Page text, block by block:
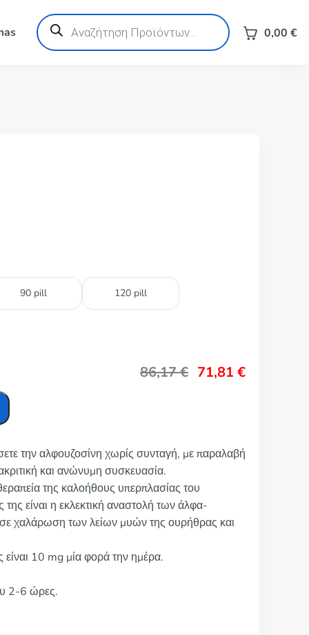
Products
search 0,00 €
90 pill 120 pill
86,17€ 71,81 €
την αλφουζοσίνη χωρίς συνταγή, με παραλαβή
και ανώνυμη συσκευασία.
της καλοήθους υπερπλασίας του
είναι η εκλεκτική αναστολή των άλφα-
χαλάρωση των λείων μυών της ουρήθρας και
10 mg μία φορά την ημέρα.
2-6 ώρες.